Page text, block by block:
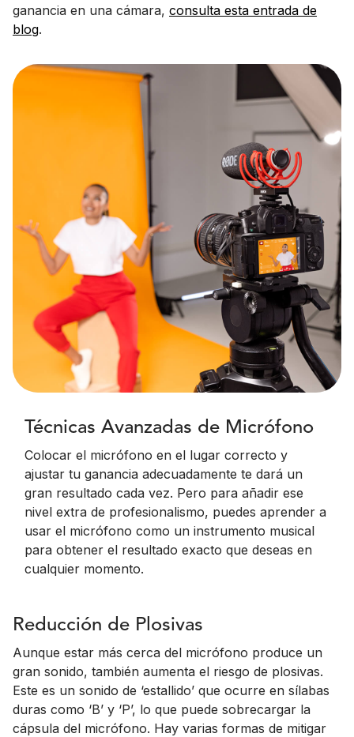
ganancia en una cámara, consulta esta entrada de
blog.
Técnicas Avanzadas de Micrófono
Colocar el micrófono en el lugar correcto y
ajustar tu ganancia adecuadamente te dará un
gran resultado cada vez. Pero para añadir ese
nivel extra de profesionalismo, puedes aprender a
usar el micrófono como un instrumento musical
para obtener el resultado exacto que deseas en
cualquier momento.
Reducción de Plosivas
Aunque estar más cerca del micrófono produce un
gran sonido, también aumenta el riesgo de plosivas.
Este es un sonido de ‘estallido’ que ocurre en sílabas
duras como ‘B’ y ‘P’, lo que puede sobrecargar la
cápsula del micrófono. Hay varias formas de mitigar